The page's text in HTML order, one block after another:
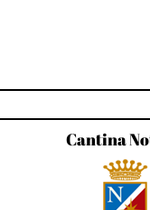
Cantina